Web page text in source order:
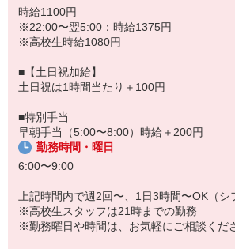
時給1100円
※22:00〜翌5:00：時給1375円
※高校生時給1080円
■【土日祝加給】
土日祝は1時間当たり＋100円
■特別手当
早朝手当（5:00〜8:00）時給＋200円
勤務時間・曜日
6:00〜9:00
上記時間内で週2回〜、1日3時間〜OK（シ
※高校生スタッフは21時までの勤務
※勤務曜日や時間は、お気軽にご相談くだ